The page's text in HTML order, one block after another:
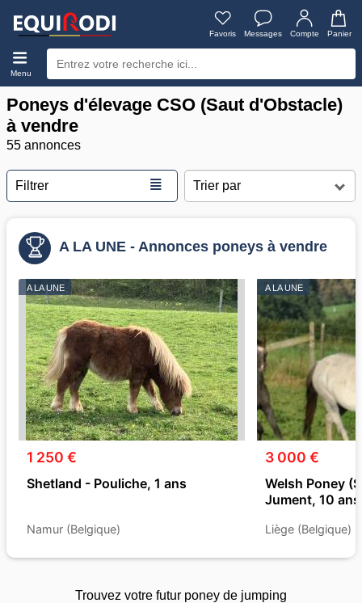
Favoris Messages Compte Panier
Menu
Poneys d'élevage CSO (Saut d'Obstacle)
à vendre
55 annonces
Filtrer ≣
A LA UNE - Annonces poneys à vendre
A LA UNE
1 250 €
Shetland - Pouliche, 1 ans
Namur (Belgique)
A LA UNE
3 000 €
Welsh Poney
Jument, 10 ans
Liège (Belgique)
Trouvez votre futur poney de jumping